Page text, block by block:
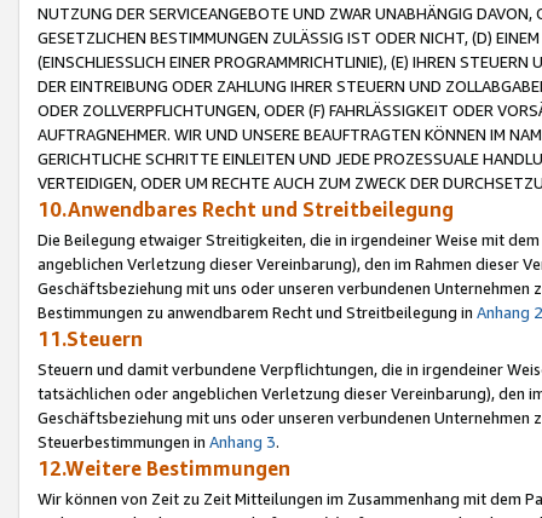
NUTZUNG DER SERVICEANGEBOTE UND ZWAR UNABHÄNGIG
GESETZLICHEN BESTIMMUNGEN ZULÄSSIG IST ODER NICHT, (D)
(EINSCHLIESSLICH EINER PROGRAMMRICHTLINIE), (E) IHREN
DER EINTREIBUNG ODER ZAHLUNG IHRER STEUERN UND
ODER ZOLLVERPFLICHTUNGEN, ODER (F) FAHRLÄSSIGKEIT ODER
AUFTRAGNEHMER. WIR UND UNSERE BEAUFTRAGTEN KÖNNEN IM
GERICHTLICHE SCHRITTE EINLEITEN UND JEDE PROZESSUALE
VERTEIDIGEN, ODER UM RECHTE AUCH ZUM ZWECK DER
10.Anwendbares Recht und Streitbeilegung
Die Beilegung etwaiger Streitigkeiten, die in irgendeiner Weise mit
angeblichen Verletzung dieser Vereinbarung), den im Rahmen dieser
Geschäftsbeziehung mit uns oder unseren verbundenen
Bestimmungen zu anwendbarem Recht und Streitbeilegung in Anhang 2
11.Steuern
Steuern und damit verbundene Verpflichtungen, die in irgendeiner
tatsächlichen oder angeblichen Verletzung dieser Vereinbarung), den
Geschäftsbeziehung mit uns oder unseren verbundenen
Steuerbestimmungen in Anhang 3.
12.Weitere Bestimmungen
Wir können von Zeit zu Zeit Mitteilungen im Zusammenhang mit dem